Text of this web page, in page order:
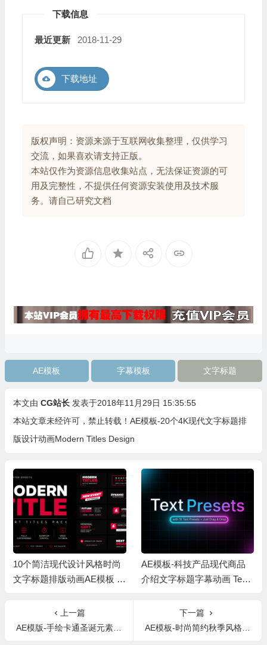
下载信息
最近更新 2018-11-29
下载地址
版权声明：资源来源于互联网收集整理，仅供学习
交流，如果喜欢请支持正版。
本站仅作为资源信息收集站点，无法保证资源的可
用及完整性，不提供任何资源安装使用及技术服
务。请自己研究文档
AE模板 字幕模板 文字标题
本文由 CG站长 发表于2018年11月29日 15:35:55
本站文章未经许可，禁止转载！ AE模板-20个4K现代文字标题排
版设计动画Modern Titles Design
10个简洁现代设计风格时尚
文字标题排版动画AE模板 M
AE模板-科技产品现代商品
介绍文字标题字幕动画 Text
上一篇
AE模版-手绘卡通圣诞元素过渡特效包装MG动画
下一篇
AE模板-时尚简约秋季风格网络产品促销Fashion Promo